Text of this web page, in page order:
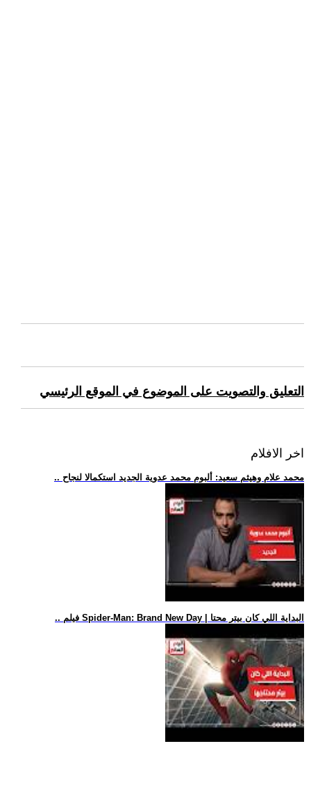
التعليق والتصويت على الموضوع في الموقع الرئيسي
اخر الافلام
.. محمد علام وهيثم سعيد: ألبوم محمد عدوية الجديد استكمالا لنجاح
.. فيلم Spider-Man: Brand New Day | البداية اللي كان بيتر محتا